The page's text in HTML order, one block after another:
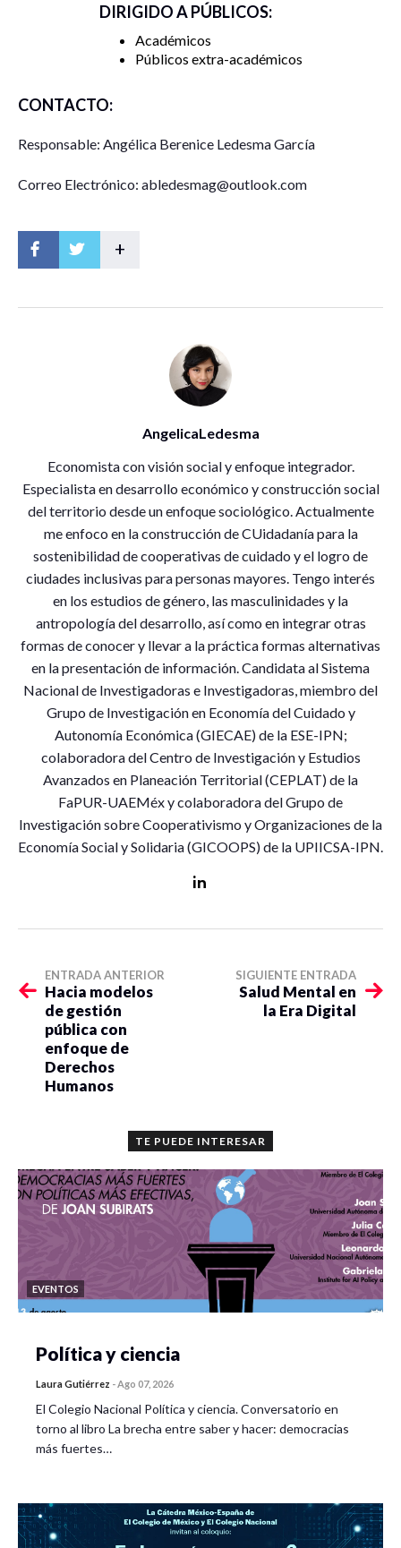
DIRIGIDO A PÚBLICOS:
Académicos
Públicos extra-académicos
CONTACTO:
Responsable: Angélica Berenice Ledesma García
Correo Electrónico: abledesmag@outlook.com
+
AngelicaLedesma
Economista con visión social y enfoque integrador.
Especialista en desarrollo económico y construcción social
del territorio desde un enfoque sociológico. Actualmente
me enfoco en la construcción de CUidadanía para la
sostenibilidad de cooperativas de cuidado y el logro de
ciudades inclusivas para personas mayores. Tengo interés
en los estudios de género, las masculinidades y la
antropología del desarrollo, así como en integrar otras
formas de conocer y llevar a la práctica formas alternativas
en la presentación de información. Candidata al Sistema
Nacional de Investigadoras e Investigadoras, miembro del
Grupo de Investigación en Economía del Cuidado y
Autonomía Económica (GIECAE) de la ESE-IPN;
colaboradora del Centro de Investigación y Estudios
Avanzados en Planeación Territorial (CEPLAT) de la
FaPUR-UAEMéx y colaboradora del Grupo de
Investigación sobre Cooperativismo y Organizaciones de la
Economía Social y Solidaria (GICOOPS) de la UPIICSA-IPN.
ENTRADA ANTERIOR
Hacia modelos
de gestión
pública con
enfoque de
Derechos
Humanos
SIGUIENTE ENTRADA
Salud Mental en
la Era Digital
TE PUEDE INTERESAR
EVENTOS
Política y ciencia
Laura Gutiérrez -Ago 07, 2026
El Colegio Nacional Política y ciencia. Conversatorio en
torno al libro La brecha entre saber y hacer: democracias
más fuertes…